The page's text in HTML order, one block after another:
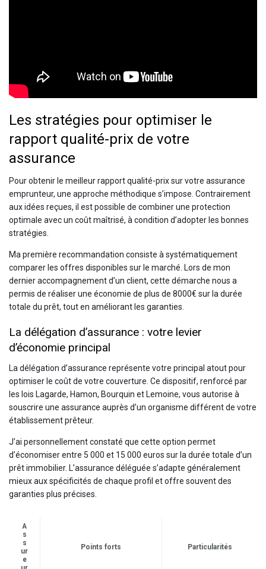
Les stratégies pour optimiser le
rapport qualité-prix de votre
assurance
Pour obtenir le meilleur rapport qualité-prix sur votre assurance
emprunteur, une approche méthodique s’impose. Contrairement
aux idées reçues, il est possible de combiner une protection
optimale avec un coût maîtrisé, à condition d’adopter les bonnes
stratégies.
Ma première recommandation consiste à systématiquement
comparer les offres disponibles sur le marché. Lors de mon
dernier accompagnement d’un client, cette démarche nous a
permis de réaliser une économie de plus de 8000€ sur la durée
totale du prêt, tout en améliorant les garanties.
La délégation d’assurance : votre levier
d’économie principal
La délégation d’assurance représente votre principal atout pour
optimiser le coût de votre couverture. Ce dispositif, renforcé par
les lois Lagarde, Hamon, Bourquin et Lemoine, vous autorise à
souscrire une assurance auprès d’un organisme différent de votre
établissement prêteur.
J’ai personnellement constaté que cette option permet
d’économiser entre 5 000 et 15 000 euros sur la durée totale d’un
prêt immobilier. L’assurance déléguée s’adapte généralement
mieux aux spécificités de chaque profil et offre souvent des
garanties plus précises.
A
s
s
ur
e
Points forts Particularités